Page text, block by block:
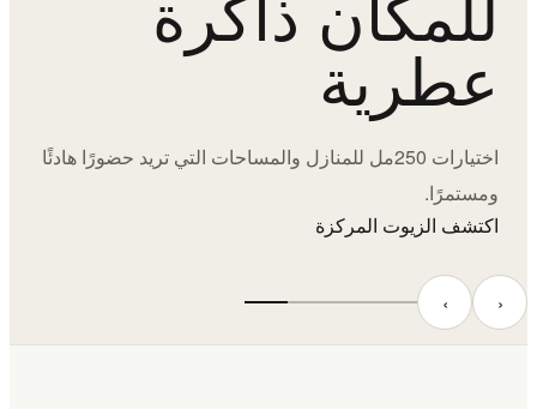
عطرية
اختيارات 250مل للمنازل والمساحات التي تريد حضورًا هادئًا
ومستمرًا.
اكتشف الزيوت المركزة
‹ ›